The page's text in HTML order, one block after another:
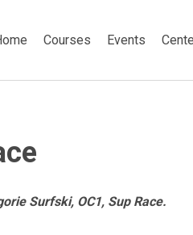
Courses Events
Surfski, OC1, Sup Race.